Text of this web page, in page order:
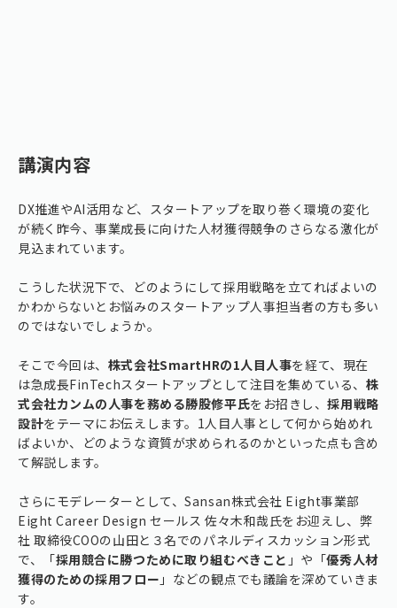
講演内容
DX推進やAI活用など、スタートアップを取り巻く環境の変化
が続く昨今、事業成長に向けた人材獲得競争のさらなる激化が
見込まれています。
こうした状況下で、どのようにして採用戦略を立てればよいの
かわからないとお悩みのスタートアップ人事担当者の方も多い
のではないでしょうか。
そこで今回は、 株式会社SmartHRの1人目人事を経て、現在
は急成長FinTechスタートアップとして注目を集めている、 株
式会社カンムの人事を務める勝股修平氏をお招きし、採用戦略
設計をテーマにお伝えします。1人目人事として何から始めれ
ばよいか、どのような資質が求められるのかといった点も含め
て解説します。
さらにモデレーターとして、Sansan株式会社 Eight事業部
Eight Career Design セールス 佐々木和哉氏をお迎えし、弊
社 取締役COOの山田と３名でのパネルディスカッション形式
で、「採用競合に勝つために取り組むべきこと 」や「優秀人材
獲得のための採用フロー 」などの観点でも議論を深めていきま
す。